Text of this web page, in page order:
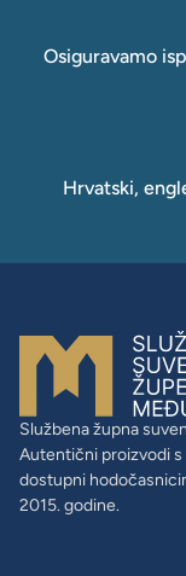
Osiguravamo
Hrvatski,
Službena župna
Autentični proizvodi
dostupni
2015. godine.